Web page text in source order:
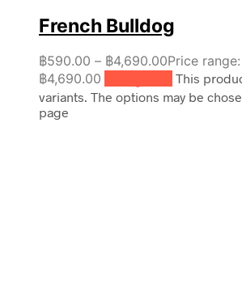
French Bulldog
฿590.00 – ฿4,690.00Price
฿4,690.00
This
variants. The options may be
page